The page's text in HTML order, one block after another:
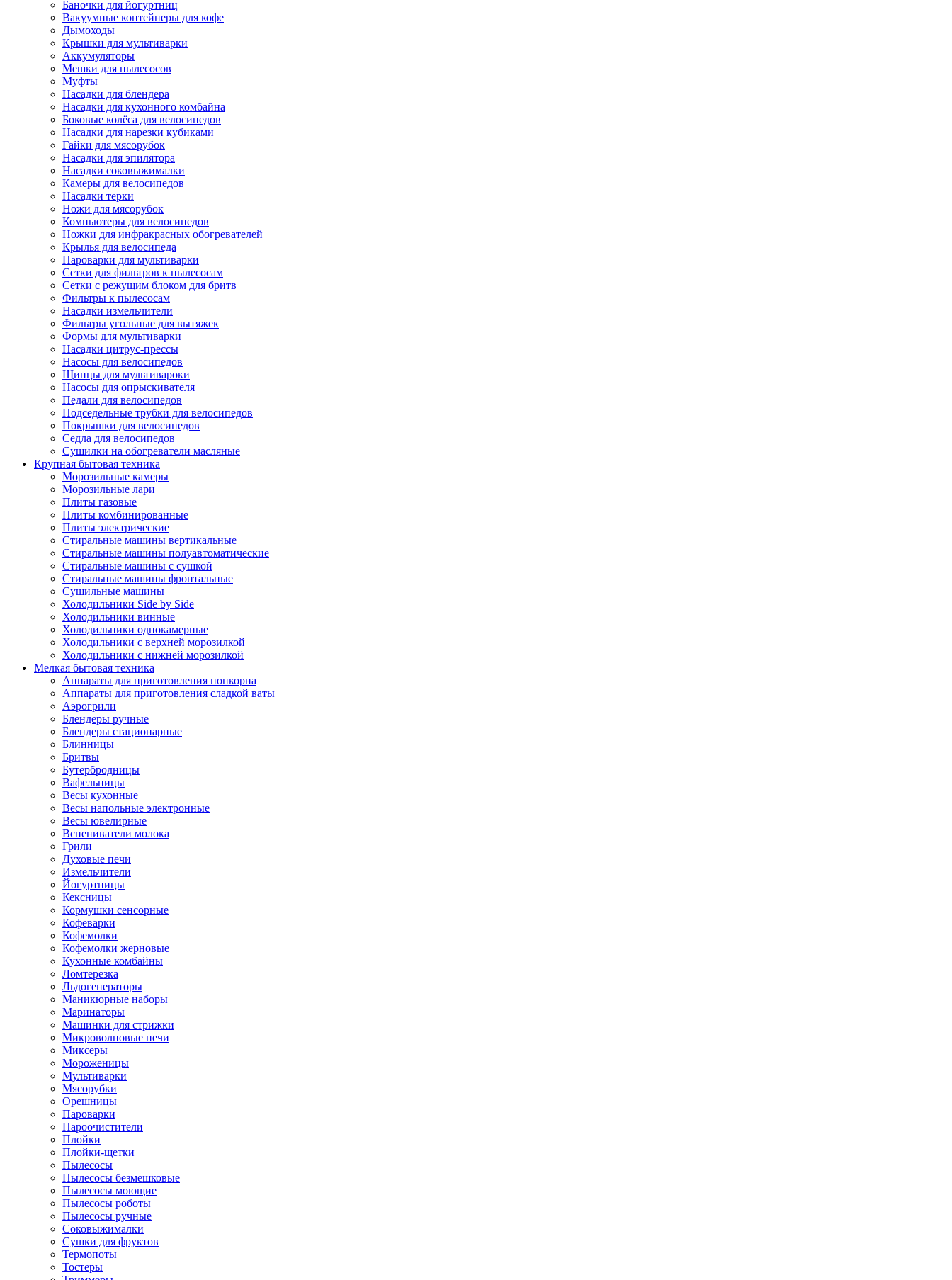
Баночки для йогуртниц
Вакуумные контейнеры для кофе
Дымоходы
Крышки для мультиварки
Аккумуляторы
Мешки для пылесосов
Муфты
Насадки для блендера
Насадки для кухонного комбайна
Боковые колёса для велосипедов
Насадки для нарезки кубиками
Гайки для мясорубок
Насадки для эпилятора
Насадки соковыжималки
Камеры для велосипедов
Насадки терки
Ножи для мясорубок
Компьютеры для велосипедов
Ножки для инфракрасных обогревателей
Крылья для велосипеда
Пароварки для мультиварки
Сетки для фильтров к пылесосам
Сетки с режущим блоком для бритв
Фильтры к пылесосам
Насадки измельчители
Фильтры угольные для вытяжек
Формы для мультиварки
Насадки цитрус-прессы
Насосы для велосипедов
Щипцы для мультивароки
Насосы для опрыскивателя
Педали для велосипедов
Подседельные трубки для велосипедов
Покрышки для велосипедов
Седла для велосипедов
Сушилки на обогреватели масляные
Крупная бытовая техника
Морозильные камеры
Морозильные лари
Плиты газовые
Плиты комбинированные
Плиты электрические
Стиральные машины вертикальные
Стиральные машины полуавтоматические
Стиральные машины с сушкой
Стиральные машины фронтальные
Сушильные машины
Холодильники Side by Side
Холодильники винные
Холодильники однокамерные
Холодильники с верхней морозилкой
Холодильники с нижней морозилкой
Мелкая бытовая техника
Аппараты для приготовления попкорна
Аппараты для приготовления сладкой ваты
Аэрогрили
Блендеры ручные
Блендеры стационарные
Блинницы
Бритвы
Бутербродницы
Вафельницы
Весы кухонные
Весы напольные электронные
Весы ювелирные
Вспениватели молока
Грили
Духовые печи
Измельчители
Йогуртницы
Кексницы
Кормушки сенсорные
Кофеварки
Кофемолки
Кофемолки жерновые
Кухонные комбайны
Ломтерезка
Льдогенераторы
Маникюрные наборы
Маринаторы
Машинки для стрижки
Микроволновые печи
Миксеры
Мороженицы
Мультиварки
Мясорубки
Орешницы
Пароварки
Пароочистители
Плойки
Плойки-щетки
Пылесосы
Пылесосы безмешковые
Пылесосы моющие
Пылесосы роботы
Пылесосы ручные
Соковыжималки
Сушки для фруктов
Термопоты
Тостеры